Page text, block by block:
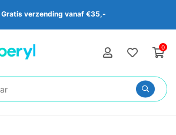
Gratis verzending vanaf €35,-
0